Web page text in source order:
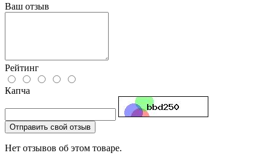
Ваш отзыв
Рейтинг
Капча
Отправить свой отзыв
Нет отзывов об этом товаре.